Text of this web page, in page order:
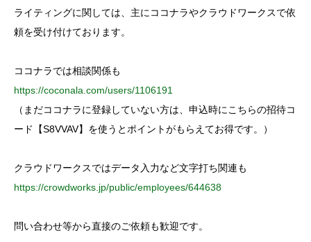
o
:
ライティングに関しては、主にココナラやクラウドワークスで依
頼を受け付けております。
ココナラでは相談関係も
https://coconala.com/users/1106191
（まだココナラに登録していない方は、申込時にこちらの招待コ
ード【S8VVAV】を使うとポイントがもらえてお得です。）
クラウドワークスではデータ入力など文字打ち関連も
https://crowdworks.jp/public/employees/644638
問い合わせ等から直接のご依頼も歓迎です。